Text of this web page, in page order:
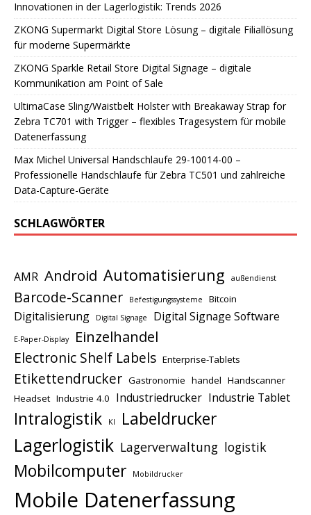
Innovationen in der Lagerlogistik: Trends 2026
ZKONG Supermarkt Digital Store Lösung – digitale Filiallösung
für moderne Supermärkte
ZKONG Sparkle Retail Store Digital Signage – digitale
Kommunikation am Point of Sale
UltimaCase Sling/Waistbelt Holster with Breakaway Strap for
Zebra TC701 with Trigger – flexibles Tragesystem für mobile
Datenerfassung
Max Michel Universal Handschlaufe 29-10014-00 –
Professionelle Handschlaufe für Zebra TC501 und zahlreiche
Data-Capture-Geräte
SCHLAGWÖRTER
AMR Android Automatisierung außendienst
Barcode-Scanner Befestigungssysteme Bitcoin
Digitalisierung Digital Signage Digital Signage Software
E-Paper-Display Einzelhandel
Electronic Shelf Labels Enterprise-Tablets
Etikettendrucker Gastronomie handel Handscanner
Headset Industrie 4.0 Industriedrucker Industrie Tablet
Intralogistik KI Labeldrucker
Lagerlogistik Lagerverwaltung logistik
Mobilcomputer Mobildrucker
Mobile Datenerfassung